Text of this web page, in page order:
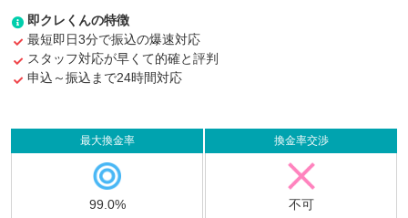
即クレくんの特徴
最短即日3分で振込の爆速対応
スタッフ対応が早くて的確と評判
申込～振込まで24時間対応
最大換金率
99.0%
換金率交渉
不可